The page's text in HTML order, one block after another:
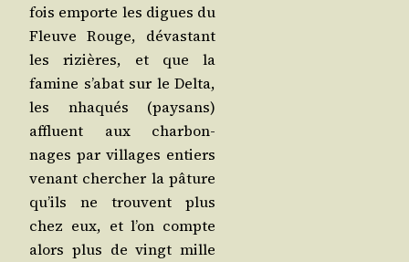
fois emporte les digues du
Fleuve Rouge, dévas­tant
les rizières, et que la
famine s’a­bat sur le Del­ta,
les nha­qués (pay­sans)
affluent aux char­bon­
nages par vil­lages entiers
venant cher­cher la pâture
qu’ils ne trouvent plus
chez eux, et l’on compte
alors plus de vingt mille